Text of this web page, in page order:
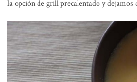
la opción de grill precalentado y dejamos